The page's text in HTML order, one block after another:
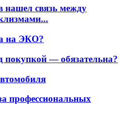
нашел связь между
на ЭКО?
покупкой — обязательна?
профессиональных